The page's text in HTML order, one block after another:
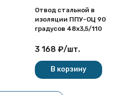
Отвод стальной в
изоляции ППУ-ОЦ 90
градусов 48х3,5/110
3 168 ₽/шт.
В корзину